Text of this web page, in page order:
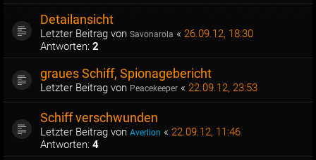
Detailansicht
Letzter Beitrag von Savonarola « 26.09.12, 18:30
Antworten: 2
graues Schiff, Spionagebericht
Letzter Beitrag von Peacekeeper « 22.09.12, 23:53
Schiff verschwunden
Letzter Beitrag von Averlion « 22.09.12, 11:46
Antworten: 4